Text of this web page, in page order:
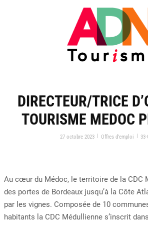
DIRECTEUR/TRICE
TOURISME MEDOC
27 octobre 2023 | Offres d’emploi |
Au cœur du Médoc, le territoire de la CDC
des portes de Bordeaux jusqu’à la Côte
par les vignes. Composée de 10
habitants la CDC Médullienne s’inscrit